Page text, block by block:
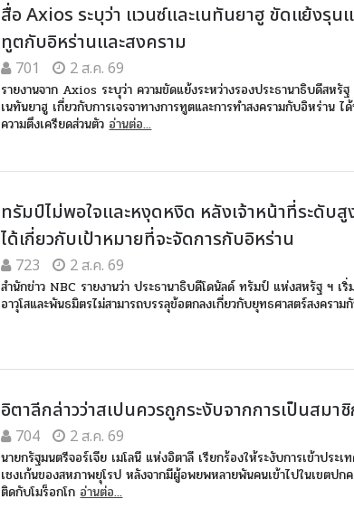
สื่อ Axios ระบุว่า แวนซ์และเนทันยาฮู ขัดแย้งรุน
ทูตกับอิหร่านและสงคราม
701 2 ส.ค. 69
รายงานจาก Axios ระบุว่า ความขัดแย้งระหว่างรองประธานาธิบดีสหรั
เนทันยาฮู เกี่ยวกับการเจรจาทางการทูตและการทำสงครามกับอิหร่าน ไ
ความตึงเครียดส่วนตัว อ่านต่อ...
ทรัมป์ไม่พอใจและหงุดหงิด หลังเจ้าหน้าที่ระดับ
ได้เกี่ยวกับเป้าหมายที่จะจัดการกับอิหร่าน
723 2 ส.ค. 69
สำนักข่าว NBC รายงานว่า ประธานาธิบดีโดนัลด์ ทรัมป์ แห่งสหรัฐ ฯ เ
อาวุโสและพันธมิตรไม่สามารถบรรลุข้อตกลงเกี่ยวกับยุทธศาสตร์สงครา
อิตาลีกล่าวว่าสเปนควรถูกระงับจากการเป็นสมาชิ
704 2 ส.ค. 69
นายกรัฐมนตรีจอร์เจีย เมโลนี แห่งอิตาลี เรียกร้องให้ระงับการเข้าประเ
เชงเก้นของสหภาพยุโรป หลังจากมีผู้อพยพหลายพันคนเข้าไปในเขตปก
ติดกับโมร็อกโก อ่านต่อ...